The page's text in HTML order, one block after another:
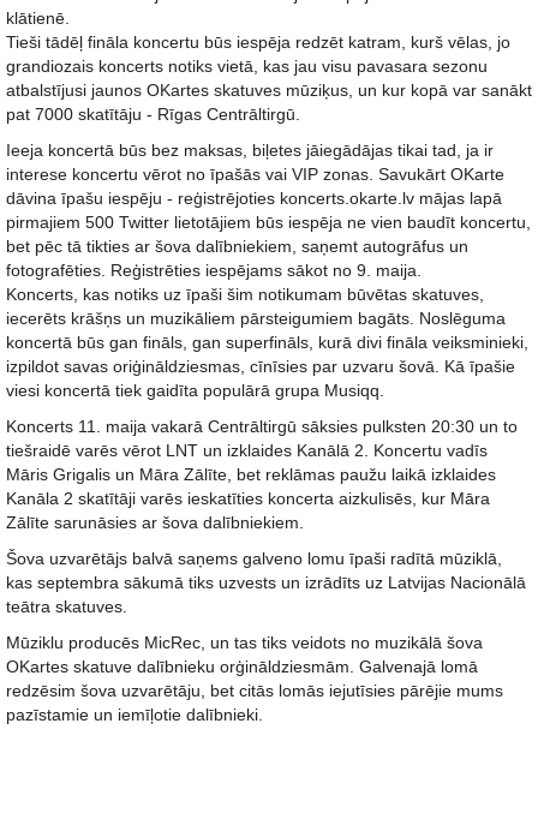
klātienē.
Tieši tādēļ fināla koncertu būs iespēja redzēt katram, kurš vēlas, jo
grandiozais koncerts notiks vietā, kas jau visu pavasara sezonu
atbalstījusi jaunos OKartes skatuves mūziķus, un kur kopā var sanākt
pat 7000 skatītāju - Rīgas Centrāltirgū.
Ieeja koncertā būs bez maksas, biļetes jāiegādājas tikai tad, ja ir
interese koncertu vērot no īpašās vai VIP zonas. Savukārt OKarte
dāvina īpašu iespēju - reģistrējoties koncerts.okarte.lv mājas lapā
pirmajiem 500 Twitter lietotājiem būs iespēja ne vien baudīt koncertu,
bet pēc tā tikties ar šova dalībniekiem, saņemt autogrāfus un
fotografēties. Reģistrēties iespējams sākot no 9. maija.
Koncerts, kas notiks uz īpaši šim notikumam būvētas skatuves,
iecerēts krāšņs un muzikāliem pārsteigumiem bagāts. Noslēguma
koncertā būs gan fināls, gan superfināls, kurā divi fināla veiksminieki,
izpildot savas oriģināldziesmas, cīnīsies par uzvaru šovā. Kā īpašie
viesi koncertā tiek gaidīta populārā grupa Musiqq.
Koncerts 11. maija vakarā Centrāltirgū sāksies pulksten 20:30 un to
tiešraidē varēs vērot LNT un izklaides Kanālā 2. Koncertu vadīs
Māris Grigalis un Māra Zālīte, bet reklāmas paužu laikā izklaides
Kanāla 2 skatītāji varēs ieskatīties koncerta aizkulisēs, kur Māra
Zālīte sarunāsies ar šova dalībniekiem.
Šova uzvarētājs balvā saņems galveno lomu īpaši radītā mūziklā,
kas septembra sākumā tiks uzvests un izrādīts uz Latvijas Nacionālā
teātra skatuves.
Mūziklu producēs MicRec, un tas tiks veidots no muzikālā šova
OKartes skatuve dalībnieku orģināldziesmām. Galvenajā lomā
redzēsim šova uzvarētāju, bet citās lomās iejutīsies pārējie mums
pazīstamie un iemīļotie dalībnieki.